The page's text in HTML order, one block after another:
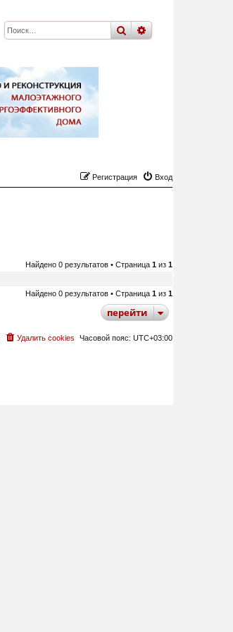
поискрасширенный
Вход
Регистрация
Найдено 0 результатов • Страница 1 из 1
Найдено 0 результатов • Страница 1 из 1
перейти
Часовой пояс: UTC+03:00
Удалить cookies